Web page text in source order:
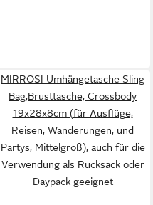
MIRROSI Umhängetasche Sling
Bag,Brusttasche, Crossbody
19x28x8cm (für Ausflüge,
Reisen, Wanderungen, und
Partys, Mittelgroß), auch für die
Verwendung als Rucksack oder
Daypack geeignet